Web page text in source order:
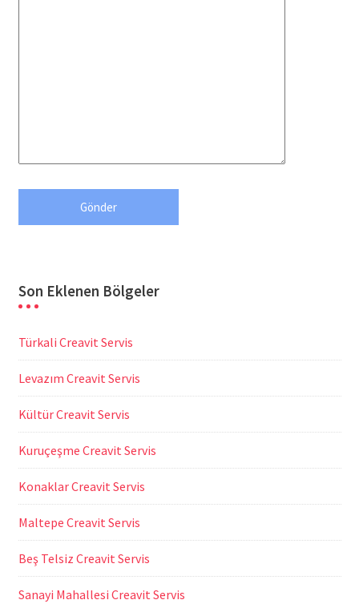
Son Eklenen Bölgeler
Türkali Creavit Servis
Levazım Creavit Servis
Kültür Creavit Servis
Kuruçeşme Creavit Servis
Konaklar Creavit Servis
Maltepe Creavit Servis
Beş Telsiz Creavit Servis
Sanayi Mahallesi Creavit Servis